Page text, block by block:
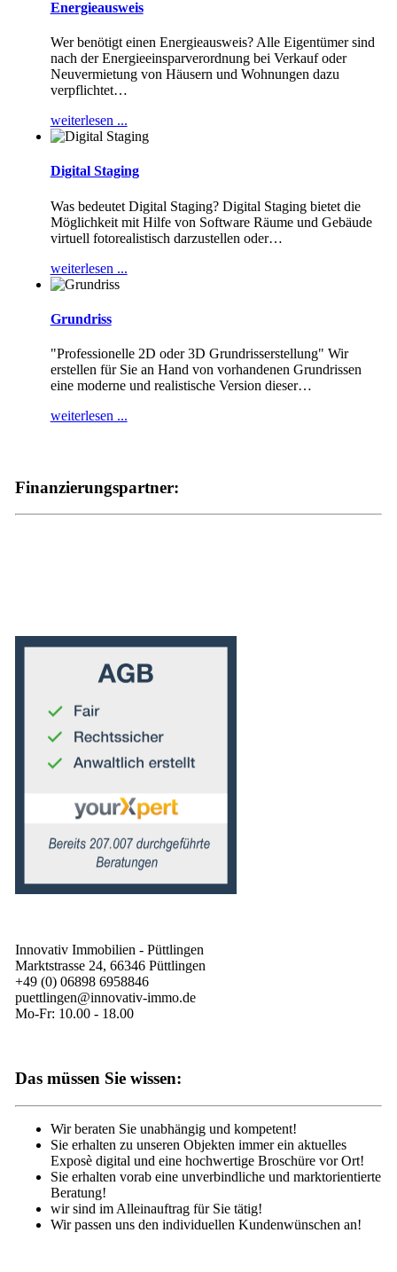
Energieausweis
Wer benötigt einen Energieausweis? Alle Eigentümer sind
nach der Energieeinsparverordnung bei Verkauf oder
Neuvermietung von Häusern und Wohnungen dazu
verpflichtet…
weiterlesen ...
Digital Staging
Was bedeutet Digital Staging? Digital Staging bietet die
Möglichkeit mit Hilfe von Software Räume und Gebäude
virtuell fotorealistisch darzustellen oder…
weiterlesen ...
Grundriss
"Professionelle 2D oder 3D Grundrisserstellung" Wir
erstellen für Sie an Hand von vorhandenen Grundrissen
eine moderne und realistische Version dieser…
weiterlesen ...
Finanzierungspartner:
Innovativ Immobilien - Püttlingen
Marktstrasse 24, 66346 Püttlingen
+49 (0) 06898 6958846
puettlingen@innovativ-immo.de
Mo-Fr: 10.00 - 18.00
Das müssen Sie wissen:
Wir beraten Sie unabhängig und kompetent!
Sie erhalten zu unseren Objekten immer ein aktuelles
Exposè digital und eine hochwertige Broschüre vor Ort!
Sie erhalten vorab eine unverbindliche und marktorientierte
Beratung!
wir sind im Alleinauftrag für Sie tätig!
Wir passen uns den individuellen Kundenwünschen an!